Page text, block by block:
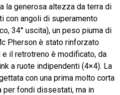
la generosa altezza da terra di
con angoli di superamento
34° uscita), un peso piuma di
Pherson è stato rinforzato
il retrotreno è modificato, da
a ruote indipendenti (4×4). La
con una prima molto corta
per fondi dissestati, ma in